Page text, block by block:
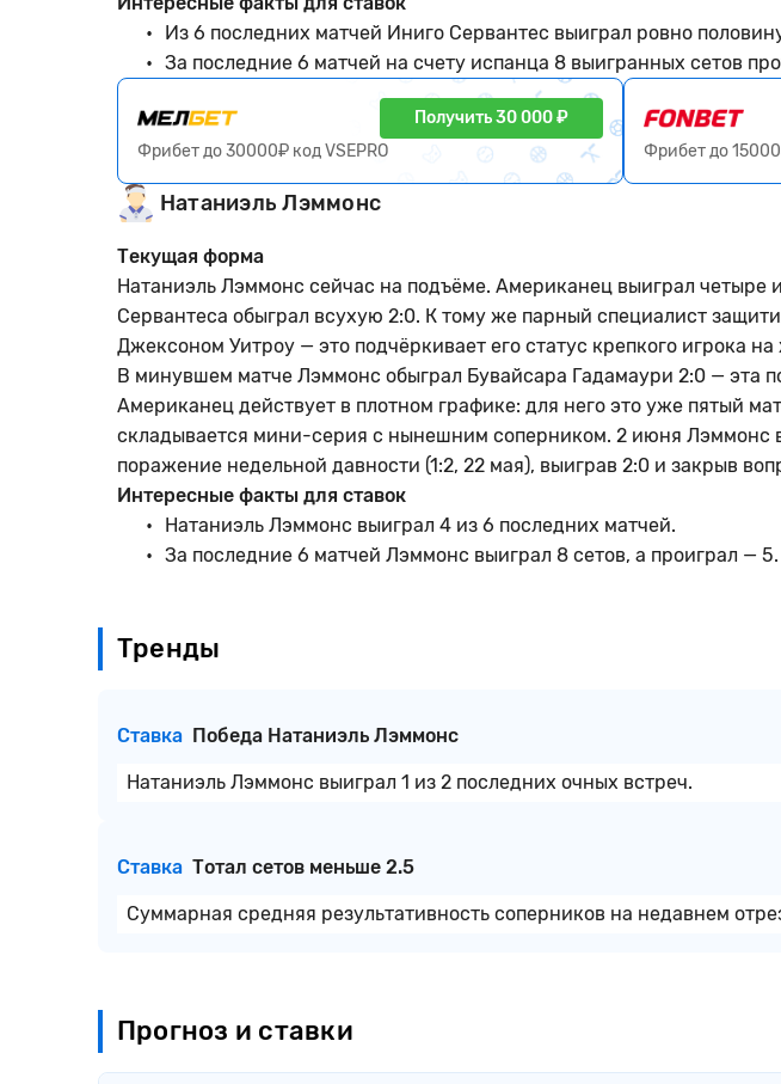
Из 6 последних матчей Иниго Сервантес выиграл ровно
За последние 6 матчей на счету испанца 8 выигранных сетов
Получить 30 000 ₽
Фрибет до 30000₽ код VSEPRO
Фрибет до
Натаниэль Лэммонс
Текущая форма
Натаниэль Лэммонс сейчас на подъёме. Американец выиграл четыре
Сервантеса обыграл всухую 2:0. К тому же парный специалист
Джексоном Уитроу — это подчёркивает его статус крепкого игрока на
В минувшем матче Лэммонс обыграл Бувайсара Гадамаури 2:0 — эта
Американец действует в плотном графике: для него это уже пятый
складывается мини-серия с нынешним соперником. 2 июня Лэммонс
поражение недельной давности (1:2, 22 мая), выиграв 2:0 и закрыв
Интересные факты для ставок
Натаниэль Лэммонс выиграл 4 из 6 последних матчей.
За последние 6 матчей Лэммонс выиграл 8 сетов, а проиграл — 5.
Тренды
Ставка Победа Натаниэль Лэммонс
Натаниэль Лэммонс выиграл 1 из 2 последних очных встреч.
Ставка Тотал сетов меньше 2.5
Суммарная средняя результативность соперников на недавнем
Прогноз и ставки